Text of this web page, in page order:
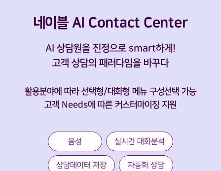
네이블 AI Contact Center
AI 상담원을 진정으로 smart하게!
고객 상담의 패러다임을 바꾸다
활용분야에 따라 선택형/대화형 메뉴 구성선택 가능
고객 Needs에 따른 커스터마이징 지원
음성 실시간 대화분석
상담데이터 저장 자동화 상담